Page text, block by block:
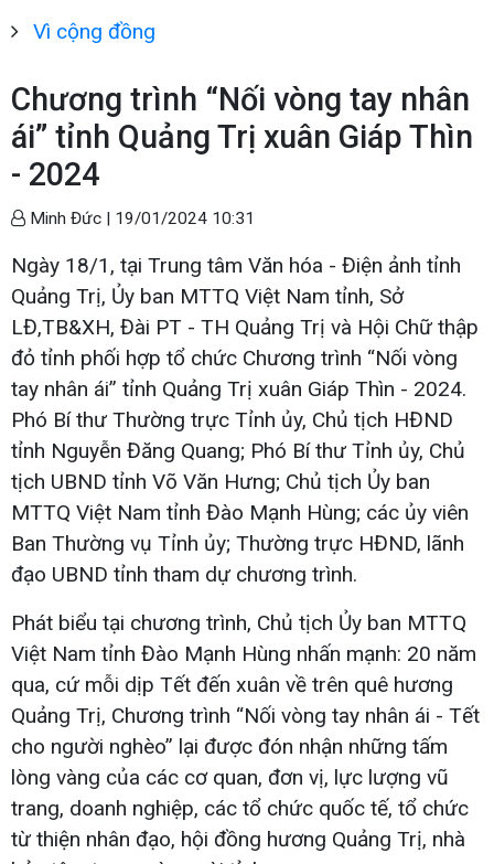
Vì cộng đồng
Chương trình “Nối vòng tay nhân
ái” tỉnh Quảng Trị xuân Giáp Thìn
- 2024
Minh Đức | 19/01/2024 10:31
Ngày 18/1, tại Trung tâm Văn hóa - Điện ảnh tỉnh
Quảng Trị, Ủy ban MTTQ Việt Nam tỉnh, Sở
LĐ,TB&XH, Đài PT - TH Quảng Trị và Hội Chữ thập
đỏ tỉnh phối hợp tổ chức Chương trình “Nối vòng
tay nhân ái” tỉnh Quảng Trị xuân Giáp Thìn - 2024.
Phó Bí thư Thường trực Tỉnh ủy, Chủ tịch HĐND
tỉnh Nguyễn Đăng Quang; Phó Bí thư Tỉnh ủy, Chủ
tịch UBND tỉnh Võ Văn Hưng; Chủ tịch Ủy ban
MTTQ Việt Nam tỉnh Đào Mạnh Hùng; các ủy viên
Ban Thường vụ Tỉnh ủy; Thường trực HĐND, lãnh
đạo UBND tỉnh tham dự chương trình.
Phát biểu tại chương trình, Chủ tịch Ủy ban MTTQ
Việt Nam tỉnh Đào Mạnh Hùng nhấn mạnh: 20 năm
qua, cứ mỗi dịp Tết đến xuân về trên quê hương
Quảng Trị, Chương trình “Nối vòng tay nhân ái - Tết
cho người nghèo” lại được đón nhận những tấm
lòng vàng của các cơ quan, đơn vị, lực lượng vũ
trang, doanh nghiệp, các tổ chức quốc tế, tổ chức
từ thiện nhân đạo, hội đồng hương Quảng Trị, nhà